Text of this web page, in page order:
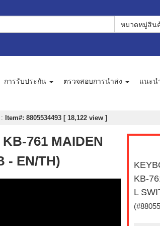
หมวดหมู่สิน
การรับประกัน ตรวจสอบการนำส่ง แนะน
: Item#: 8805534493 [ 18,122 view ]
761 MAIDEN
- EN/TH)
KB-
L